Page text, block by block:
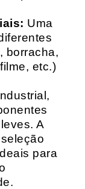
Uma
borracha,
etc.)
A
para